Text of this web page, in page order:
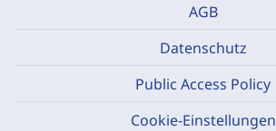
AGB
Datenschutz
Public Access Policy
Cookie-Einstellungen